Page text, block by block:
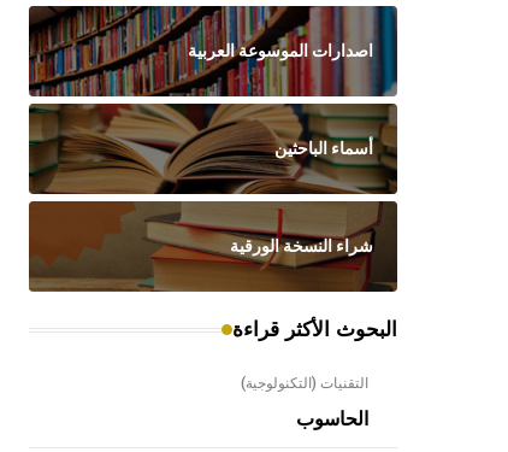
اصدارات الموسوعة العربية
أسماء الباحثين
شراء النسخة الورقية
البحوث الأكثر قراءة
التقنيات (التكنولوجية)
الحاسوب